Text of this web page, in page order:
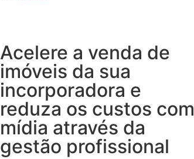
Acelere a venda de
imóveis da sua
incorporadora e
reduza os custos com
mídia através da
gestão profissional​